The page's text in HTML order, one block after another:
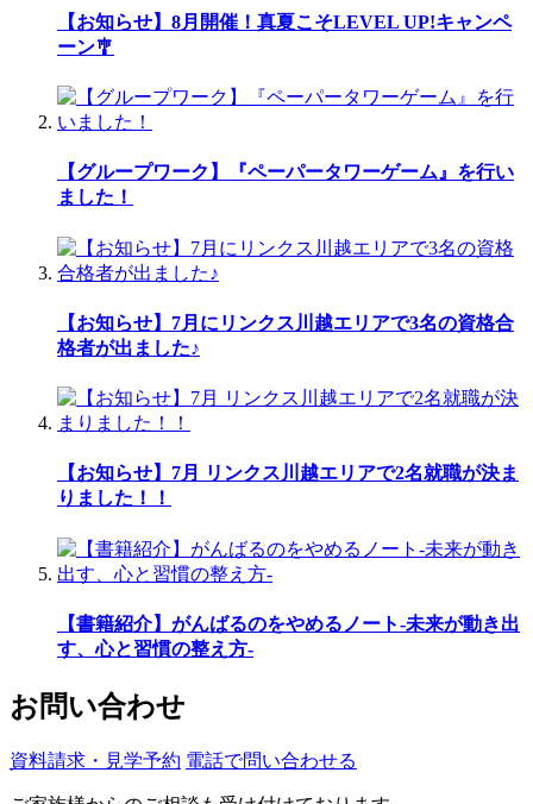
【お知らせ】8月開催！真夏こそLEVEL UP!キャンペ
ーン🎐
【グループワーク】『ペーパータワーゲーム』を行い
ました！
【お知らせ】7月にリンクス川越エリアで3名の資格合
格者が出ました♪
【お知らせ】7月 リンクス川越エリアで2名就職が決ま
りました！！
【書籍紹介】がんばるのをやめるノート-未来が動き出
す、心と習慣の整え方-
お問い合わせ
資料請求・見学予約 電話で問い合わせる